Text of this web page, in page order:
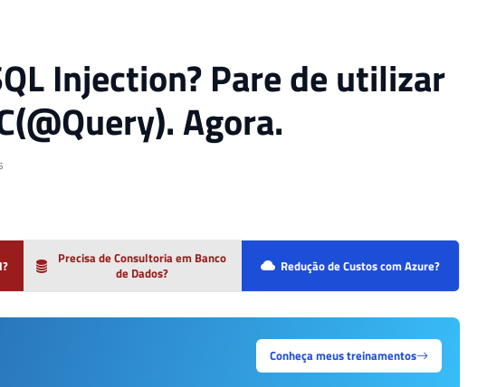
Injection? Pare de utilizar
Agora.
Precisa de Consultoria em Banco
de Dados?
Redução de Custos com Azure?
Conheça meus treinamentos